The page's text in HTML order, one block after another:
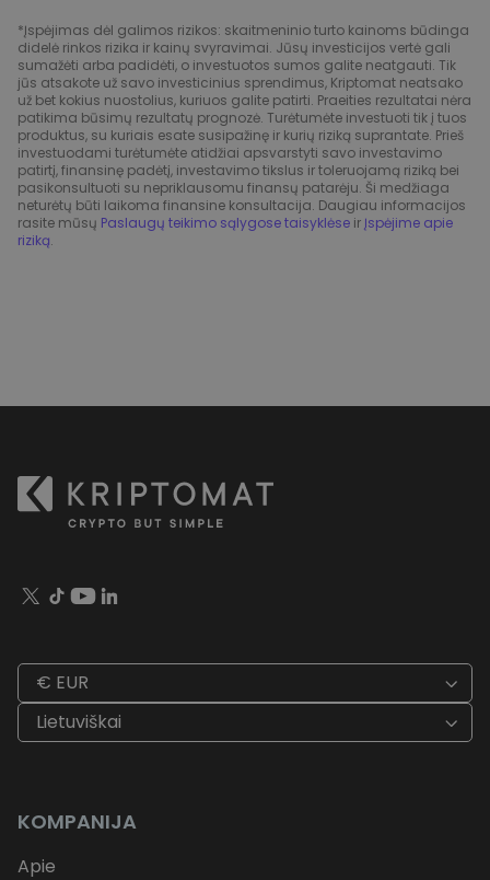
*Įspėjimas dėl galimos rizikos: skaitmeninio turto kainoms būdinga
didelė rinkos rizika ir kainų svyravimai. Jūsų investicijos vertė gali
sumažėti arba padidėti, o investuotos sumos galite neatgauti. Tik
jūs atsakote už savo investicinius sprendimus, Kriptomat neatsako
už bet kokius nuostolius, kuriuos galite patirti. Praeities rezultatai nėra
patikima būsimų rezultatų prognozė. Turėtumėte investuoti tik į tuos
produktus, su kuriais esate susipažinę ir kurių riziką suprantate. Prieš
investuodami turėtumėte atidžiai apsvarstyti savo investavimo
patirtį, finansinę padėtį, investavimo tikslus ir toleruojamą riziką bei
pasikonsultuoti su nepriklausomu finansų patarėju. Ši medžiaga
neturėtų būti laikoma finansine konsultacija. Daugiau informacijos
rasite mūsų Paslaugų teikimo sąlygose taisyklėse ir Įspėjime apie
riziką.
€ EUR
Lietuviškai
KOMPANIJA
Apie